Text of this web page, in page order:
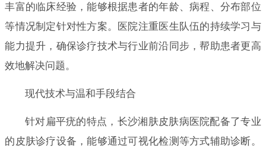
丰富的临床经验，能够根据患者的年龄、病程、分布部位
等情况制定针对性方案。医院注重医生队伍的持续学习与
能力提升，确保诊疗技术与行业前沿同步，帮助患者更高
效地解决问题。
现代技术与温和手段结合
针对扁平疣的特点，长沙湘肤皮肤病医院配备了专业
的皮肤诊疗设备，能够通过可视化检测等方式辅助诊断。